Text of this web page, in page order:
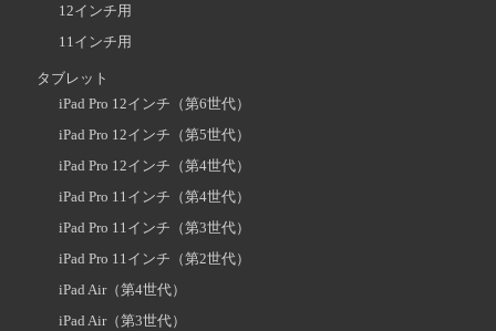
12インチ用
11インチ用
タブレット
iPad Pro 12インチ（第6世代）
iPad Pro 12インチ（第5世代）
iPad Pro 12インチ（第4世代）
iPad Pro 11インチ（第4世代）
iPad Pro 11インチ（第3世代）
iPad Pro 11インチ（第2世代）
iPad Air（第4世代）
iPad Air（第3世代）